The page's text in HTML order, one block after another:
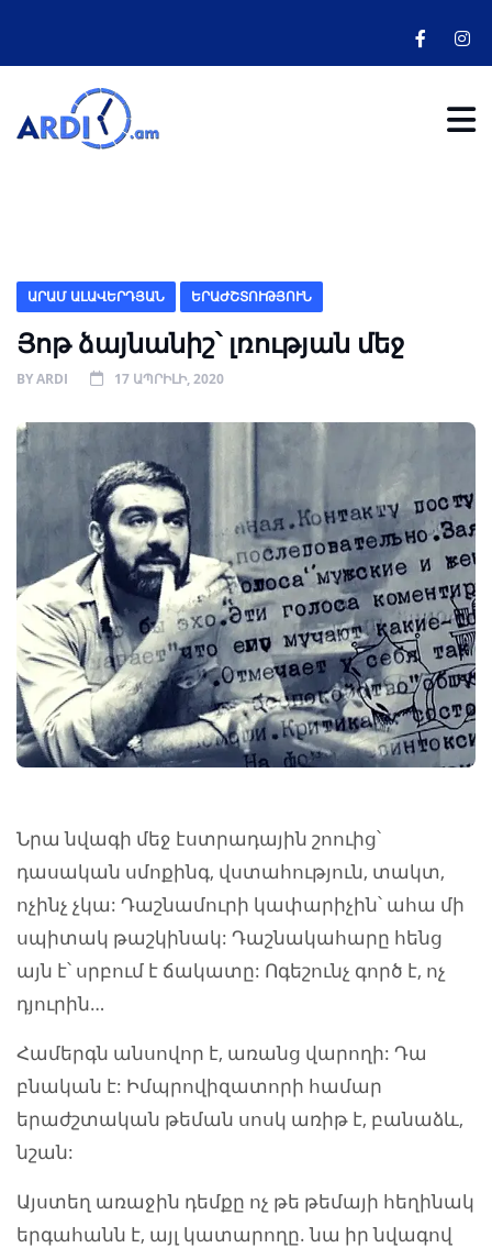
ԱՐԱՄ ԱԼԱՎԵՐԴՅԱՆ ԵՐԱԺՇՏՈՒԹՅՈՒՆ
Յոթ ձայնանիշ՝ լռության մեջ
BYARDI 17 ԱՊՐԻԼԻ, 2020
Նրա նվագի մեջ էստրադային շոուից՝
դասական սմոքինգ, վստահություն, տակտ,
ոչինչ չկա: Դաշնամուրի կափարիչին՝ ահա մի
սպիտակ թաշկինակ: Դաշնակահարը հենց
այն է՝ սրբում է ճակատը: Ոգեշունչ գործ է, ոչ
դյուրին…
Համերգն անսովոր է, առանց վարողի: Դա
բնական է: Իմպրովիզատորի համար
երաժշտական թեման սոսկ առիթ է, բանաձև,
նշան:
Այստեղ առաջին դեմքը ոչ թե թեմայի հեղինակ
երգահանն է, այլ կատարողը. նա իր նվագով